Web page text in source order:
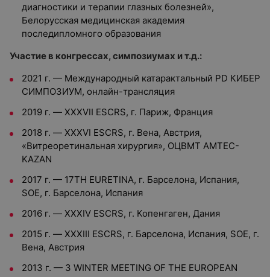
диагностики и терапии глазных болезней»,
Белорусская медицинская академия
последипломного образования
Участие в конгрессах, симпозиумах и т.д.:
2021 г. — Международный катарактальный PD КИБЕР
СИМПОЗИУМ, онлайн-трансляция
2019 г. — XXXVII ESCRS, г. Париж, Франция
2018 г. — XXXVI ESCRS, г. Вена, Австрия,
«Витреоретинальная хирургия», ОЦВМТ AMTEC-
KAZAN
2017 г. — 17TH EURETINA, г. Барселона, Испания,
SOE, г. Барселона, Испания
2016 г. — XXXIV ESCRS, г. Копенгаген, Дания
2015 г. — XXXIII ESCRS, г. Барселона, Испания, SOE, г.
Вена, Австрия
2013 г. — 3 WINTER MEETING OF THE EUROPEAN